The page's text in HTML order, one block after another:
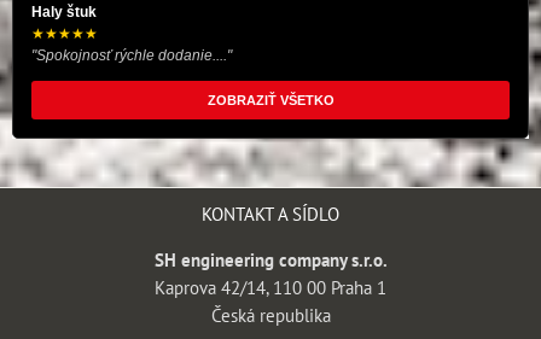
Haly štuk
★★★★★
"Spokojnosť rýchle dodanie...."
ZOBRAZIŤ VŠETKO
KONTAKT A SÍDLO
SH engineering company s.r.o.
Kaprova 42/14, 110 00 Praha 1
Česká republika